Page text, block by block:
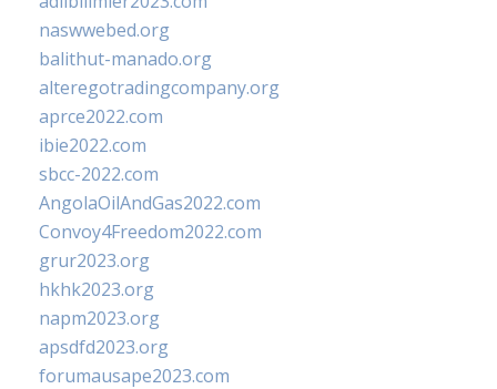
naswwebed.org
balithut-manado.org
alteregotradingcompany.org
aprce2022.com
ibie2022.com
sbcc-2022.com
AngolaOilAndGas2022.com
Convoy4Freedom2022.com
grur2023.org
hkhk2023.org
napm2023.org
apsdfd2023.org
forumausape2023.com